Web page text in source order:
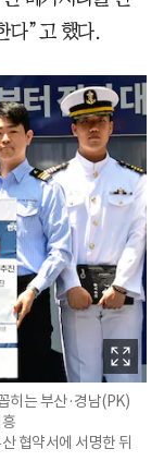
다”고 했다.
히는 부산·경남(PK)
협약서에 서명한 뒤